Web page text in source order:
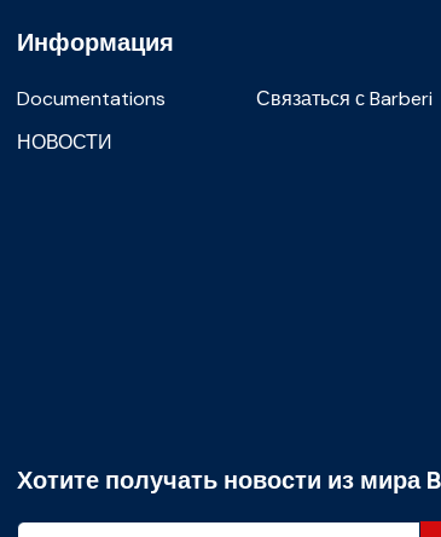
Информация
Documentations
Связаться с Barberi
НОВОСТИ
Хотите получать новости из мира